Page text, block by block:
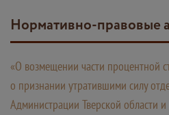
Нормативно-правовые
«О возмещении части процентной
о признании утратившими силу
Администрации Тверской области и